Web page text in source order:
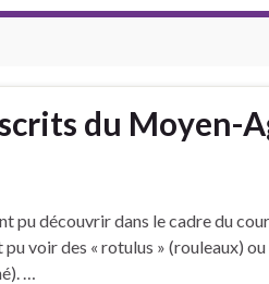
du Moyen-
pu découvrir dans le cadre du
voir des « rotulus » (rouleaux)
…